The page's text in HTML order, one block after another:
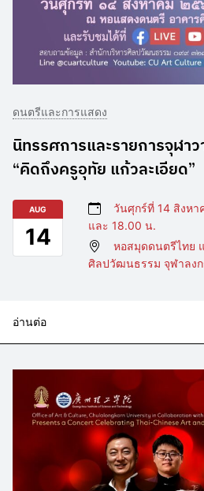
ดนตรีและการแสดง
นิทรรศการและรายการจุฬา
“คิดถึงครูอุทัย แก้วละเอียด”
AUG
14
วันศุกร์ที่ 14 สิงหา
และ 18.00 น.
หอสมุดดนตรีไทย
ศิลปวัฒนธรรม จุฬาลง
อ่านต่อ